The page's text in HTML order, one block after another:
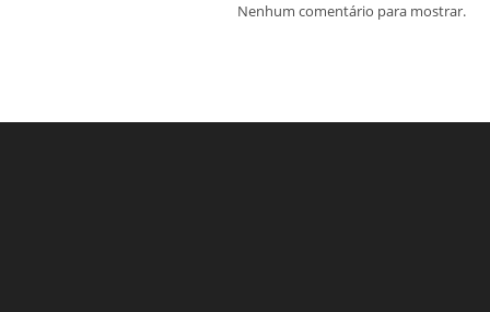
Nenhum comentário para mostrar.